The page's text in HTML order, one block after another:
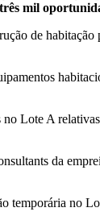
mil
de habitação
Lote A
da
temporária no